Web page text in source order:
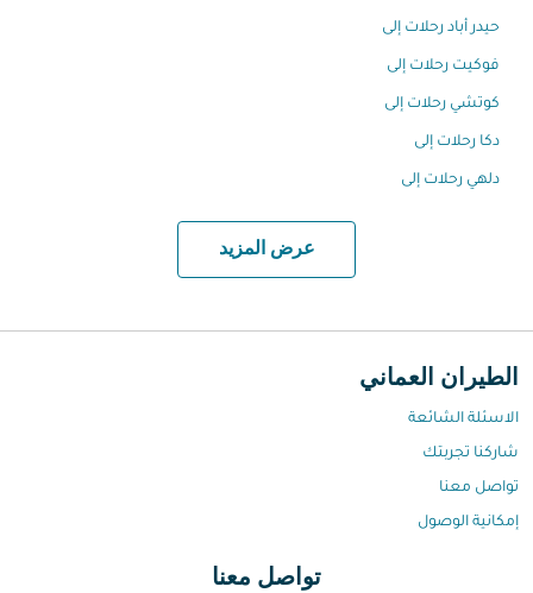
حيدر أباد رحلات إلى
فوكيت رحلات إلى
كوتشي رحلات إلى
دكا رحلات إلى
دلهي رحلات إلى
عرض المزيد
الطيران العماني
الاسئلة الشائعة
شاركنا تجربتك
تواصل معنا
إمكانية الوصول
تواصل معنا